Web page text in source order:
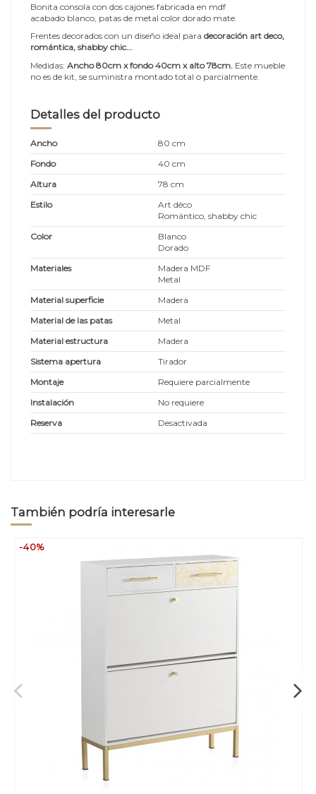
Bonita consola con dos cajones fabricada en mdf
acabado blanco, patas de metal color dorado mate.
Frentes decorados con un diseño ideal para decoración art deco,
romántica, shabby chic...
Medidas: Ancho 80cm x fondo 40cm x alto 78cm. Este mueble
no es de kit, se suministra montado total o parcialmente.
Detalles del producto
Ancho
80 cm
Fondo
40 cm
Altura
78 cm
Estilo
Art déco
Romántico, shabby chic
Color
Blanco
Dorado
Materiales
Madera MDF
Metal
Material superficie
Madera
Material de las patas
Metal
Material estructura
Madera
Sistema apertura
Tirador
Montaje
Requiere parcialmente
Instalación
No requiere
Reserva
Desactivada
También podría interesarle
-40%